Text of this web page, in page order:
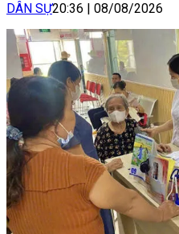
DÂN SỰ20:36 08/08/2026